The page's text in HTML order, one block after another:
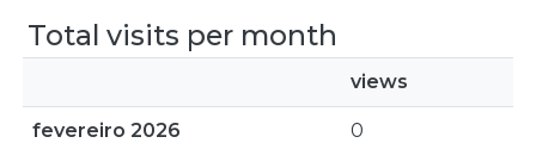
Total visits per month
views
fevereiro 2026 0